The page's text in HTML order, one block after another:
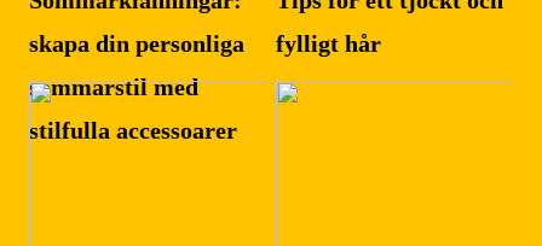
skapa din personliga
sommarstil med
stilfulla accessoarer
fylligt hår